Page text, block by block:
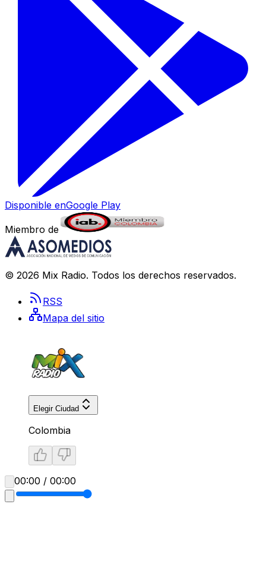
Disponible enGoogle Play
Miembro de
© 2026 Mix Radio. Todos los derechos reservados.
RSS
Mapa del sitio
Elegir Ciudad
Colombia
00:00 / 00:00